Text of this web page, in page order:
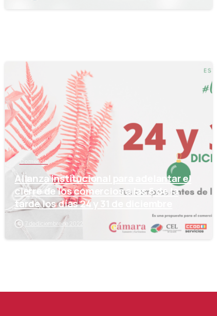
Comercio
Alianza institucional para adelantar el
cierre de los comercios a las 6 de la
tarde los días 24 y 31 de diciembre
7 de diciembre de 2022